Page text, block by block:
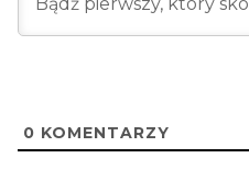
0 KOMENTARZY